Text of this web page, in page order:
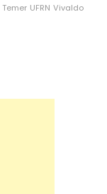
Temer UFRN Vivaldo